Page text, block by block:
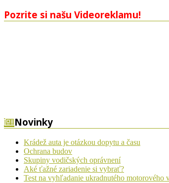
Pozrite si našu Videoreklamu!
Novinky
Krádež auta je otázkou dopytu a času
Ochrana budov
Skupiny vodičských oprávnení
Aké ťažné zariadenie si vybrať?
Test na vyhľadanie ukradnutého motorového